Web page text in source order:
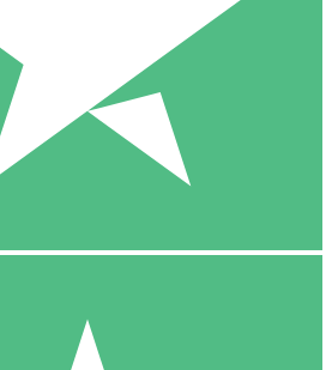
1000
10 Downloaden
00